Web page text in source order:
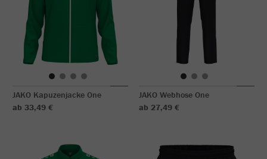
JAKO Kapuzenjacke One
ab 33,49 €
JAKO Webhose One
ab 27,49 €